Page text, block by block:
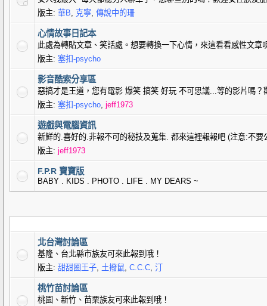
版主: 華B, 克寧, 傳說中的珊
心情故事日記本
此處為轉貼文章、笑話處。想要轉換一下心情，來這看看感性文章
版主: 塞扣-psycho
影音酷索分享區
惡搞才是王道，您有電影 爆笑 搞笑 好玩 不可思議...等的影片嗎？
版主: 塞扣-psycho, jeff1973
遊戲與電腦資訊
新鮮的.喜好的.非報不可的秘技及蒐集. 都來這裡報報吧 (注意:不
版主: jeff1973
F.P.R 寶寶版
BABY . KIDS . PHOTO . LIFE . MY DEARS ~
北台灣討論區
基隆、台北縣市族友可來此報到哦！
版主: 甜甜圈王子, 土撥鼠, C.C.C, 汀
桃竹苗討論區
桃園、新竹、苗栗族友可來此報到哦！